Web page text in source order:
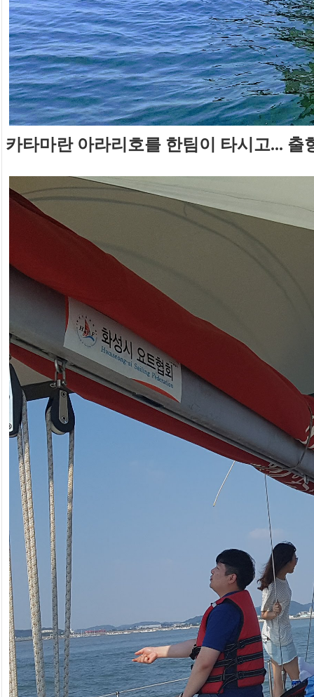
카타마란 아라리호를 한팀이 타시고... 출